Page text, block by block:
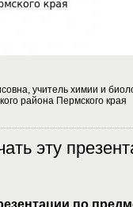
учитель химии и
района Пермского края
эту
по